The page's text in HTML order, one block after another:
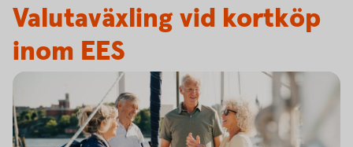
Valutaväxling vid kortköp
inom EES